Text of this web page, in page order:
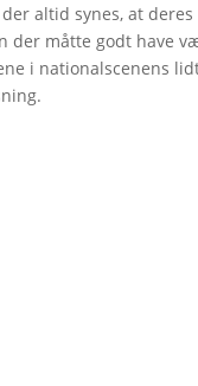
altid synes, at
der måtte godt have
i nationalscenens